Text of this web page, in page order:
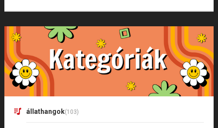
állathangok(103)